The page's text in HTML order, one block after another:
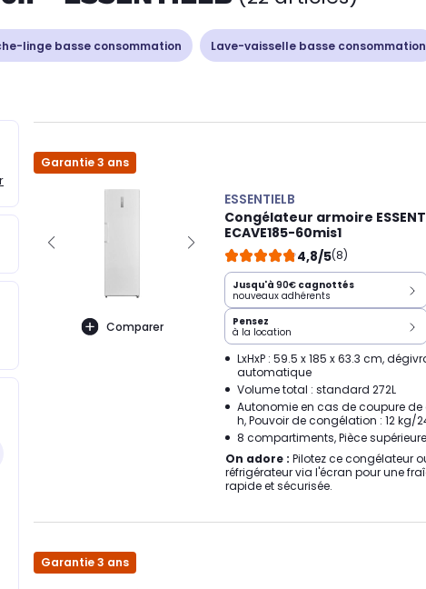
linge basse consommation Lave-vaisselle basse consommation
Garantie 3 ans
Comparer
ESSENTIELB
Congélateur armoire
ECAVE185-60mis1
4,8/5(8)
Jusqu'à 90€ cagnottés
nouveaux adhérents
Pensez
à la location
LxHxP : 59.5 x 185 x 63.3 cm,
automatique
Volume total : standard 272L
Autonomie en cas de coupure de
h, Pouvoir de congélation : 12 kg/
8 compartiments, Pièce supérieure
On adore : Pilotez ce congélateur
réfrigérateur via l'écran pour une
rapide et sécurisée.
Garantie 3 ans